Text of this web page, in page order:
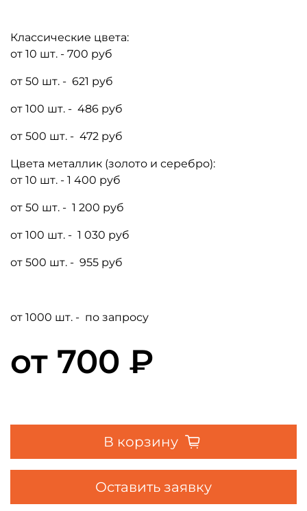
Классические цвета:
от 10 шт. - 700 руб
от 50 шт. - 621 руб
от 100 шт. - 486 руб
от 500 шт. - 472 руб
Цвета металлик (золото и серебро):
от 10 шт. - 1 400 руб
от 50 шт. - 1 200 руб
от 100 шт. - 1 030 руб
от 500 шт. - 955 руб
от 1000 шт. - по запросу
от 700 ₽
В корзину
Оставить заявку